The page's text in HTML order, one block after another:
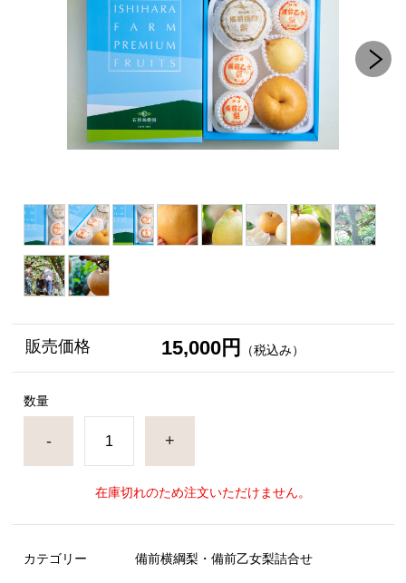
販売価格 15,000円 （税込み）
数量
- +
在庫切れのため注文いただけません。
カテゴリー 備前横綱梨・備前乙女梨詰合せ